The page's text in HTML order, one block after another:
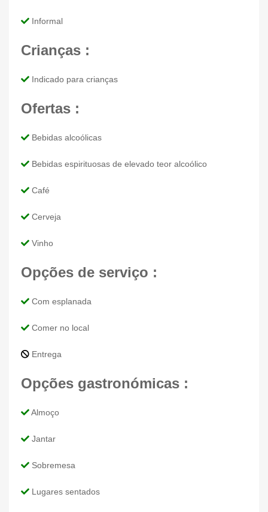
Informal
Crianças :
Indicado para crianças
Ofertas :
Bebidas alcoólicas
Bebidas espirituosas de elevado teor alcoólico
Café
Cerveja
Vinho
Opções de serviço :
Com esplanada
Comer no local
Entrega
Opções gastronómicas :
Almoço
Jantar
Sobremesa
Lugares sentados